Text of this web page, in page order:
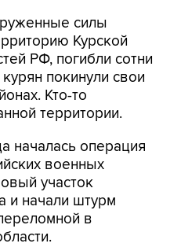
силы
Курской
РФ, погибли сотни
покинули свои
Кто-то
территории.
началась операция
военных
участок
и начали штурм
в